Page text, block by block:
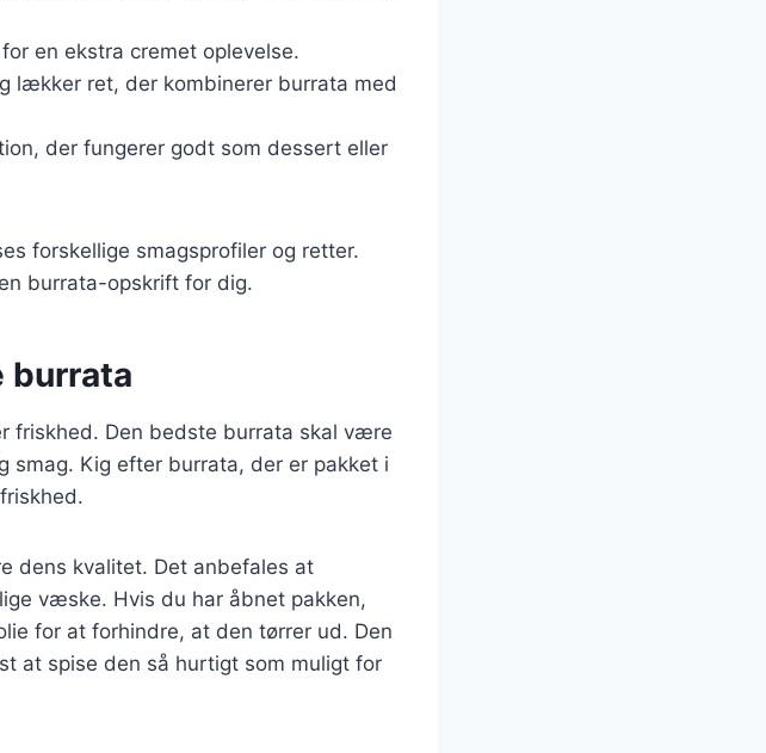
en ekstra cremet oplevelse.
lækker ret, der kombinerer burrata med
der fungerer godt som dessert eller
forskellige smagsprofiler og retter.
burrata-opskrift for dig.
burrata
friskhed. Den bedste burrata skal være
smag. Kig efter burrata, der er pakket i
dens kvalitet. Det anbefales at
væske. Hvis du har åbnet pakken,
for at forhindre, at den tørrer ud. Den
at spise den så hurtigt som muligt for